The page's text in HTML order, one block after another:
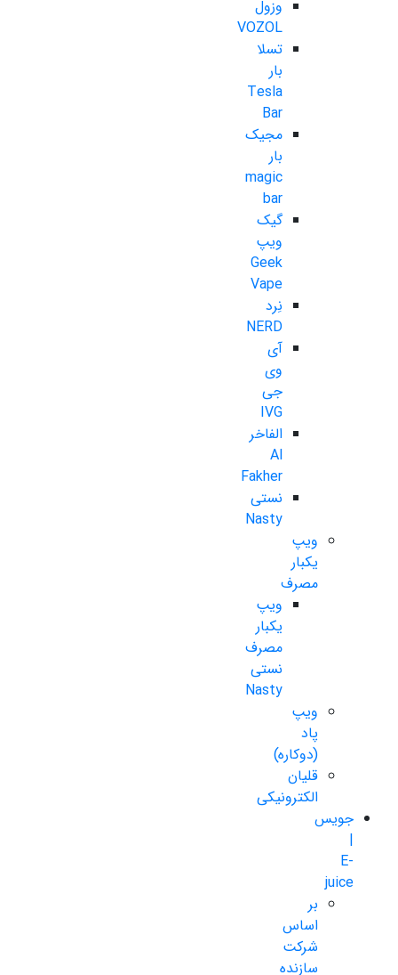
وزول
VOZOL
تسلا
بار
Tesla
Bar
مجیک
بار
magic
bar
گیک
ویپ
Geek
Vape
نِرد
NERD
آی
وی
جی
IVG
الفاخر
Al
Fakher
نستی
Nasty
ویپ
یکبار
مصرف
ویپ
یکبار
مصرف
نستی
Nasty
ویپ
پاد
(دوکاره)
قلیان
الکترونیکی
جویس
|
E-
juice
بر
اساس
شرکت
سازنده